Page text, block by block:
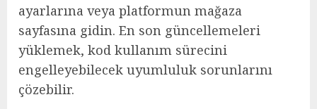
ayarlarına veya platformun mağaza
sayfasına gidin. En son güncellemeleri
yüklemek, kod kullanım sürecini
engelleyebilecek uyumluluk sorunlarını
çözebilir.